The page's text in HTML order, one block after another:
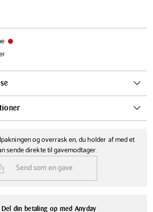
er en sand klassiker inden for dansk
Bølling i 1953 og har sidenhen henrykt
sit charmerende udseende og sin tidløse
bøg med ører og hale i læder, hvilket giver den
Træ
og overrask en, du holder af med et
sende direkte til gavemodtager.
Send som en gave
Del din betaling op med Anyday